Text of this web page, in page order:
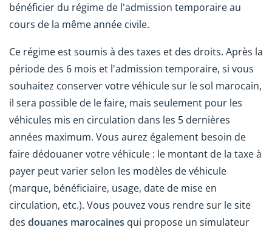
bénéficier du régime de l'admission temporaire au
cours de la même année civile.
Ce régime est soumis à des taxes et des droits. Après la
période des 6 mois et l'admission temporaire, si vous
souhaitez conserver votre véhicule sur le sol marocain,
il sera possible de le faire, mais seulement pour les
véhicules mis en circulation dans les 5 dernières
années maximum. Vous aurez également besoin de
faire dédouaner votre véhicule : le montant de la taxe à
payer peut varier selon les modèles de véhicule
(marque, bénéficiaire, usage, date de mise en
circulation, etc.). Vous pouvez vous rendre sur le site
des douanes marocaines qui propose un simulateur